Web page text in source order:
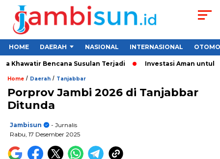
HOME DAERAH NASIONAL INTERNASIONAL
Bencana Susulan Terjadi Investasi Aman untuk
Home / Daerah / Tanjabbar
Porprov Jambi 2026 di Tanjabbar
Ditunda
Jambisun
- Jurnalis
Rabu, 17 Desember 2025